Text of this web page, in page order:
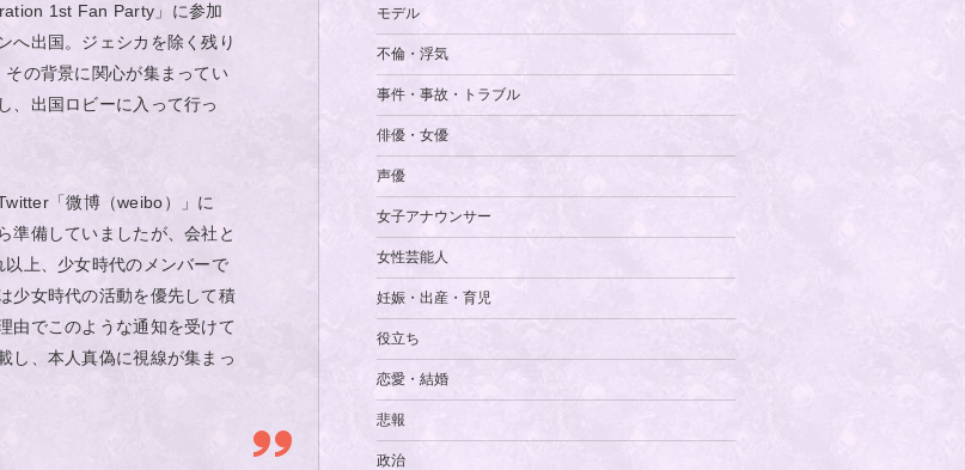
1st Fan Party」に参加
へ出国。ジェシカを除く残り
の背景に関心が集まってい
、出国ロビーに入って行っ
「微博（weibo）」に
準備していましたが、会社と
以上、少女時代のメンバーで
少女時代の活動を優先して積
由でこのような通知を受けて
し、本人真偽に視線が集まっ
モデル
不倫・浮気
事件・事故・トラブル
俳優・女優
声優
女子アナウンサー
女性芸能人
妊娠・出産・育児
役立ち
恋愛・結婚
悲報
政治